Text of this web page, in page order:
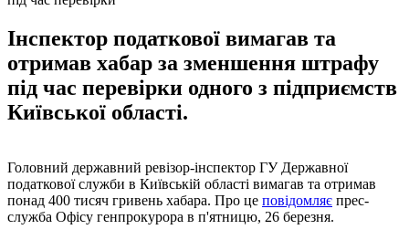
Інспектор податкової вимагав та
отримав хабар за зменшення штрафу
під час перевірки одного з підприємств
Київської області.
Головний державний ревізор-інспектор ГУ Державної
податкової служби в Київській області вимагав та отримав
понад 400 тисяч гривень хабара. Про це повідомляє прес-
служба Офісу генпрокурора в п'ятницю, 26 березня.